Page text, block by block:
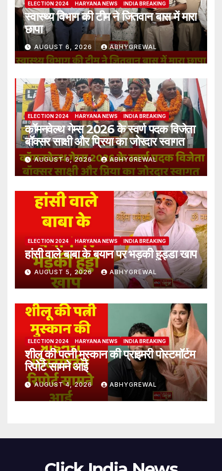
ELECTION 2024 HARYANA NEWS INDIA BREAKING
स्वास्थ्य विभाग की टीम ने जितवान बास में मारा
छापा
AUGUST 6, 2026 ABHYGREWAL
ELECTION 2024 HARYANA NEWS INDIA BREAKING
कॉमनवेल्थ गेम्स 2026 के स्वर्ण पदक विजेता
बॉक्सर साक्षी और प्रिया का जोरदार स्वागत
AUGUST 6, 2026 ABHYGREWAL
ELECTION 2024 HARYANA NEWS INDIA BREAKING
हांसी वाले बाबा के बयान पर भड़की हुड्डा खाप
AUGUST 5, 2026 ABHYGREWAL
ELECTION 2024 HARYANA NEWS INDIA BREAKING
शीलू की पत्नी मुस्कान की प्राइमरी पोस्टमॉर्टम
रिपोर्ट सामने आई
AUGUST 4, 2026 ABHYGREWAL